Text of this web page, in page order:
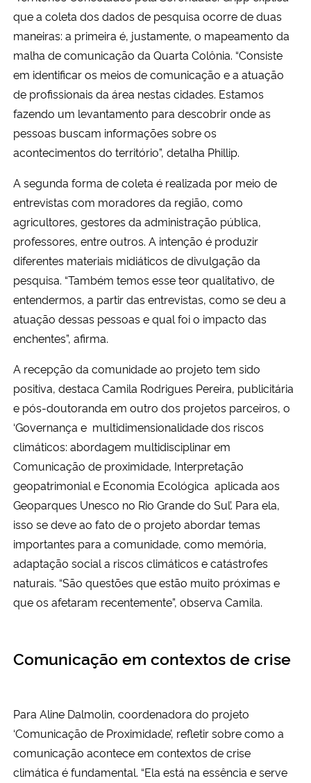
que a coleta dos dados de pesquisa ocorre de duas
maneiras: a primeira é, justamente, o mapeamento da
malha de comunicação da Quarta Colônia. “Consiste
em identificar os meios de comunicação e a atuação
de profissionais da área nestas cidades. Estamos
fazendo um levantamento para descobrir onde as
pessoas buscam informações sobre os
acontecimentos do território”, detalha Phillip.
A segunda forma de coleta é realizada por meio de
entrevistas com moradores da região, como
agricultores, gestores da administração pública,
professores, entre outros. A intenção é produzir
diferentes materiais midiáticos de divulgação da
pesquisa. “Também temos esse teor qualitativo, de
entendermos, a partir das entrevistas, como se deu a
atuação dessas pessoas e qual foi o impacto das
enchentes”, afirma.
A recepção da comunidade ao projeto tem sido
positiva, destaca Camila Rodrigues Pereira, publicitária
e pós-doutoranda em outro dos projetos parceiros, o
‘Governança e multidimensionalidade dos riscos
climáticos: abordagem multidisciplinar em
Comunicação de proximidade, Interpretação
geopatrimonial e Economia Ecológica aplicada aos
Geoparques Unesco no Rio Grande do Sul’. Para ela,
isso se deve ao fato de o projeto abordar temas
importantes para a comunidade, como memória,
adaptação social a riscos climáticos e catástrofes
naturais. “São questões que estão muito próximas e
que os afetaram recentemente”, observa Camila.
Comunicação em contextos de crise
Para Aline Dalmolin, coordenadora do projeto
‘Comunicação de Proximidade’, refletir sobre como a
comunicação acontece em contextos de crise
climática é fundamental. “Ela está na essência e serve